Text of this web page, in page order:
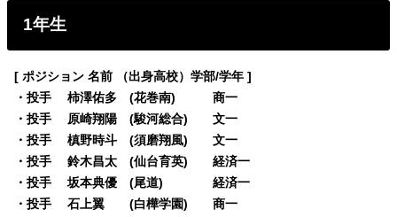
1年生
[ ポジション 名前 （出身高校）学部/学年 ]
・投手 柿澤佑多 (花巻南) 商一
・投手 原崎翔陽 (駿河総合) 文一
・投手 槙野時斗 (須磨翔風) 文一
・投手 鈴木昌太 (仙台育英) 経済一
・投手 坂本典優 (尾道) 経済一
・投手 石上翼 (白樺学園) 商一